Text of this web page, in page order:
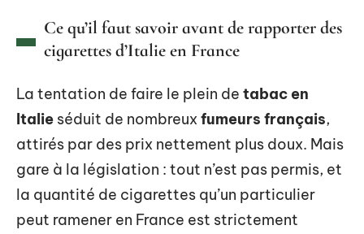
Ce qu’il faut savoir avant de rapporter des
cigarettes d’Italie en France
La tentation de faire le plein de tabac en
Italie séduit de nombreux fumeurs français,
attirés par des prix nettement plus doux. Mais
gare à la législation : tout n’est pas permis, et
la quantité de cigarettes qu’un particulier
peut ramener en France est strictement